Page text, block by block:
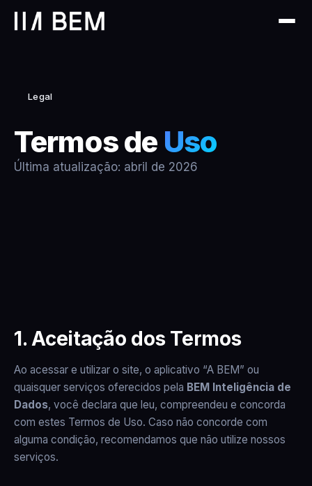
Legal
Termos de Uso
Última atualização: abril de 2026
1. Aceitação dos Termos
Ao acessar e utilizar o site, o aplicativo “A BEM” ou
quaisquer serviços oferecidos pela BEM Inteligência de
Dados, você declara que leu, compreendeu e concorda
com estes Termos de Uso. Caso não concorde com
alguma condição, recomendamos que não utilize nossos
serviços.